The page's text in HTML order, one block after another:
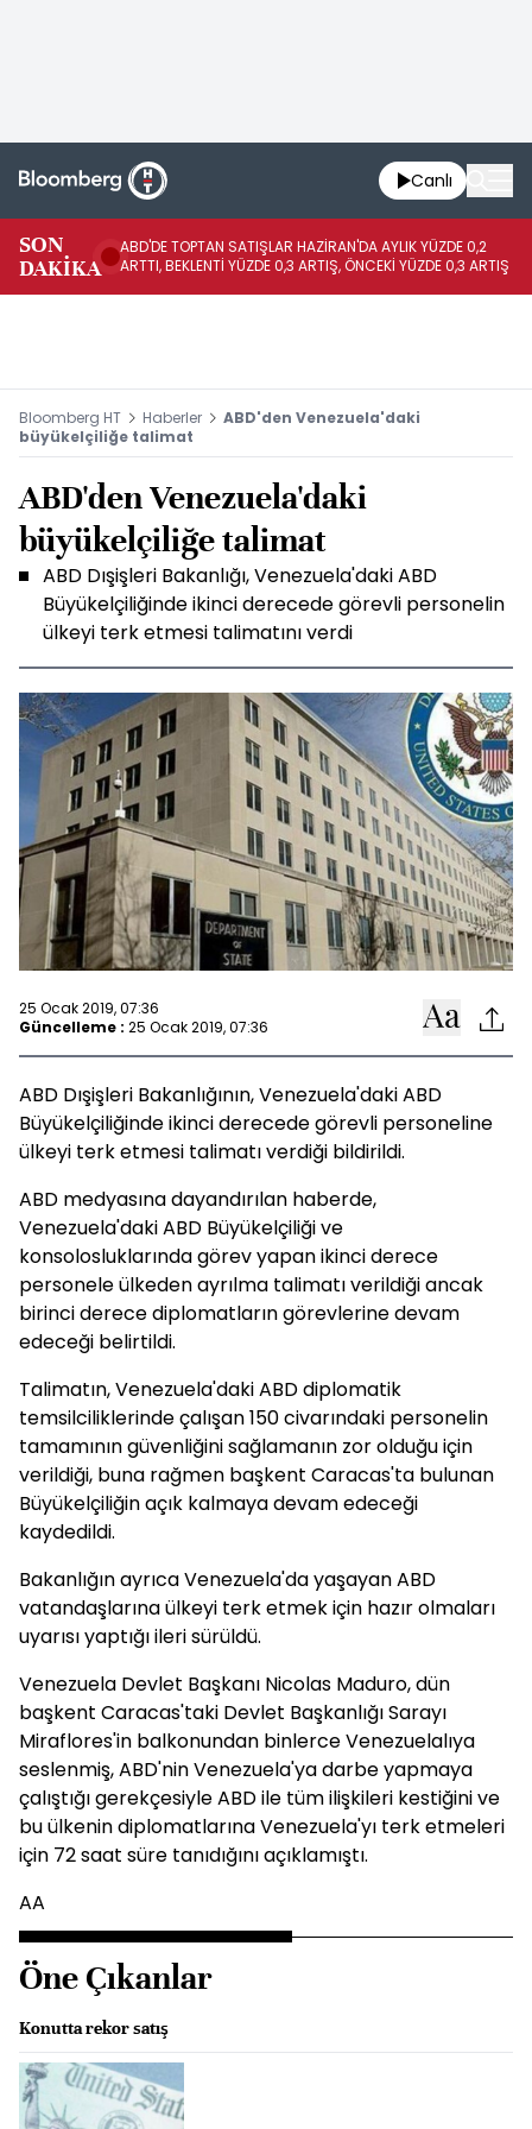
Canlı
SON
DAKİKA
ABD'DE TOPTAN SATIŞLAR HAZİRAN'DA AYLIK YÜZDE 0,2
ARTTI, BEKLENTİ YÜZDE 0,3 ARTIŞ, ÖNCEKİ YÜZDE 0,3 ARTIŞ
Bloomberg HT Haberler
ABD'den Venezuela'daki
büyükelçiliğe talimat
ABD'den Venezuela'daki
büyükelçiliğe talimat
ABD Dışişleri Bakanlığı, Venezuela'daki ABD
Büyükelçiliğinde ikinci derecede görevli personelin
ülkeyi terk etmesi talimatını verdi
25 Ocak 2019, 07:36
Güncelleme : 25 Ocak 2019, 07:36
ABD Dışişleri Bakanlığının, Venezuela'daki ABD
Büyükelçiliğinde ikinci derecede görevli personeline
ülkeyi terk etmesi talimatı verdiği bildirildi.
ABD medyasına dayandırılan haberde,
Venezuela'daki ABD Büyükelçiliği ve
konsolosluklarında görev yapan ikinci derece
personele ülkeden ayrılma talimatı verildiği ancak
birinci derece diplomatların görevlerine devam
edeceği belirtildi.
Talimatın, Venezuela'daki ABD diplomatik
temsilciliklerinde çalışan 150 civarındaki personelin
tamamının güvenliğini sağlamanın zor olduğu için
verildiği, buna rağmen başkent Caracas'ta bulunan
Büyükelçiliğin açık kalmaya devam edeceği
kaydedildi.
Bakanlığın ayrıca Venezuela'da yaşayan ABD
vatandaşlarına ülkeyi terk etmek için hazır olmaları
uyarısı yaptığı ileri sürüldü.
Venezuela Devlet Başkanı Nicolas Maduro, dün
başkent Caracas'taki Devlet Başkanlığı Sarayı
Miraflores'in balkonundan binlerce Venezuelalıya
seslenmiş, ABD'nin Venezuela'ya darbe yapmaya
çalıştığı gerekçesiyle ABD ile tüm ilişkileri kestiğini ve
bu ülkenin diplomatlarına Venezuela'yı terk etmeleri
için 72 saat süre tanıdığını açıklamıştı.
AA
Öne Çıkanlar
Konutta rekor satış